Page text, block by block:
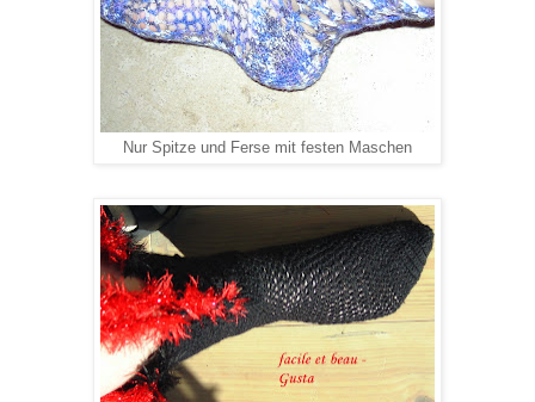
Nur Spitze und Ferse mit festen Maschen